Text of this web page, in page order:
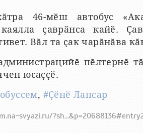
46-мӗш автобус
ҫаврӑнса кайӗ.
Вӑл та ҫак чарӑнӑва
пӗлтернӗ
юсаҫҫӗ.
, #Ҫӗнӗ Лапсар
svyazi.ru/